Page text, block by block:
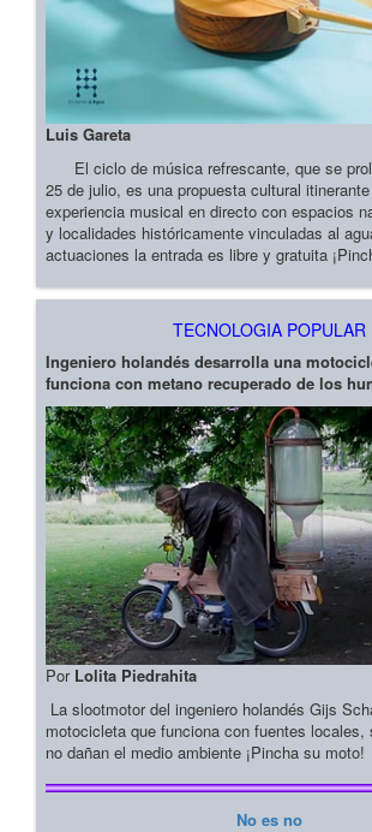
Luis Gareta
El ciclo de música refrescante, que se
25 de julio, es una propuesta cultural
experiencia musical en directo con espacios
y localidades históricamente vinculadas al
actuaciones la entrada es libre y gratuita
TECNOLOGIA POPULAR
Ingeniero holandés desarrolla una
funciona con metano recuperado de los
Por Lolita Piedrahita
La slootmotor del ingeniero holandés Gijs
motocicleta que funciona con fuentes
no dañan el medio ambiente ¡Pincha su moto!
No es no